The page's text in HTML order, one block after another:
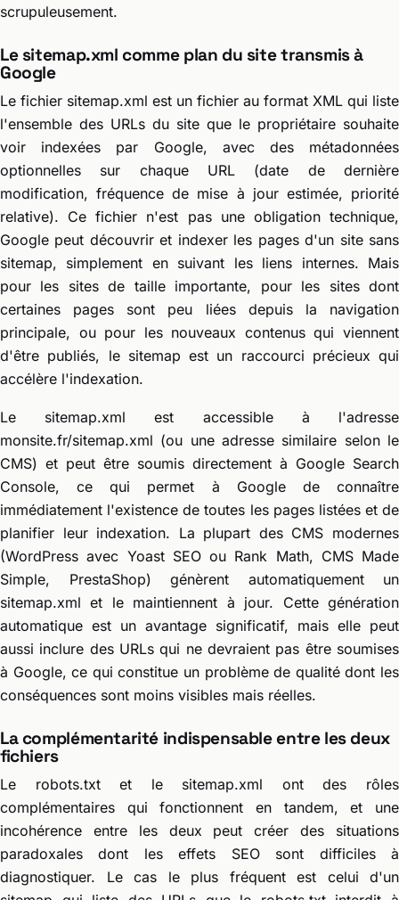
scrupuleusement.
Le sitemap.xml comme plan du site transmis à
Google
Le fichier sitemap.xml est un fichier au format XML qui liste
l'ensemble des URLs du site que le propriétaire souhaite
voir indexées par Google, avec des métadonnées
optionnelles sur chaque URL (date de dernière
modification, fréquence de mise à jour estimée, priorité
relative). Ce fichier n'est pas une obligation technique,
Google peut découvrir et indexer les pages d'un site sans
sitemap, simplement en suivant les liens internes. Mais
pour les sites de taille importante, pour les sites dont
certaines pages sont peu liées depuis la navigation
principale, ou pour les nouveaux contenus qui viennent
d'être publiés, le sitemap est un raccourci précieux qui
accélère l'indexation.
Le sitemap.xml est accessible à l'adresse
monsite.fr/sitemap.xml (ou une adresse similaire selon le
CMS) et peut être soumis directement à Google Search
Console, ce qui permet à Google de connaître
immédiatement l'existence de toutes les pages listées et de
planifier leur indexation. La plupart des CMS modernes
(WordPress avec Yoast SEO ou Rank Math, CMS Made
Simple, PrestaShop) génèrent automatiquement un
sitemap.xml et le maintiennent à jour. Cette génération
automatique est un avantage significatif, mais elle peut
aussi inclure des URLs qui ne devraient pas être soumises
à Google, ce qui constitue un problème de qualité dont les
conséquences sont moins visibles mais réelles.
La complémentarité indispensable entre les deux
fichiers
Le robots.txt et le sitemap.xml ont des rôles
complémentaires qui fonctionnent en tandem, et une
incohérence entre les deux peut créer des situations
paradoxales dont les effets SEO sont difficiles à
diagnostiquer. Le cas le plus fréquent est celui d'un